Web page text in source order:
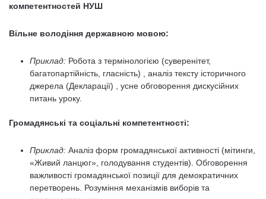
компетентностей НУШ
Вільне володіння державною мовою:
Приклад: Робота з термінологією (суверенітет,
багатопартійність, гласність) , аналіз тексту історичного
джерела (Декларації) , усне обговорення дискусійних
питань уроку.
Громадянські та соціальні компетентності:
Приклад: Аналіз форм громадянської активності (мітинги,
«Живий ланцюг», голодування студентів). Обговорення
важливості громадянської позиції для демократичних
перетворень. Розуміння механізмів виборів та